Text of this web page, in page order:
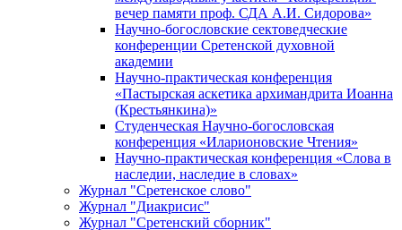
вечер памяти проф. СДА А.И. Сидорова»
Научно-богословские сектоведческие
конференции Сретенской духовной
академии
Научно-практическая конференция
«Пастырская аскетика архимандрита Иоанна
(Крестьянкина)»
Студенческая Научно-богословская
конференция «Иларионовские Чтения»
Научно-практическая конференция «Cлова в
наследии, наследие в словах»
Журнал "Сретенское слово"
Журнал "Диакрисис"
Журнал "Сретенский сборник"